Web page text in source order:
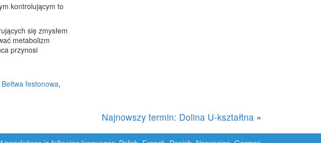
kontrolującym to
się zmysłem
metabolizm
przynosi
Bełtwa festonowa,
Najnowszy termin: Dolina U-kształtna »